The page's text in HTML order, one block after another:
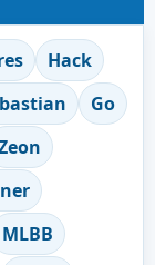
Hack
Go
MLBB